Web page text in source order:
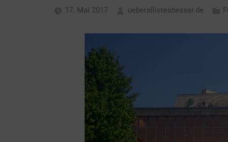
17. Mai 2017 ueberallistesbesser.de